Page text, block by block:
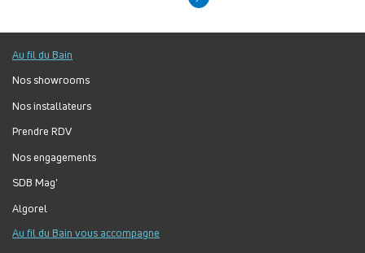
Au fil du Bain
Nos showrooms
Nos installateurs
Prendre RDV
Nos engagements
SDB Mag'
Algorel
Au fil du Bain vous accompagne